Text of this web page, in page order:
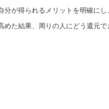
が得られるメリットを明確にし
た結果、
周りの人にどう還元